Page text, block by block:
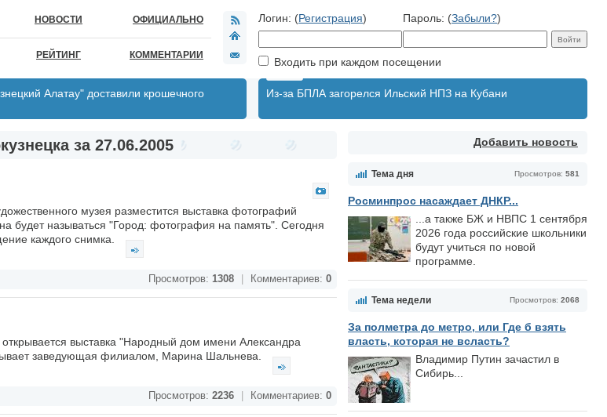
НОВОСТИ ОФИЦИАЛЬНО
РЕЙТИНГ КОММЕНТАРИИ
Логин: (Регистрация) Пароль: (Забыли?)
Входить при каждом посещении
Алатау" доставили крошечного
Из-за БПЛА загорелся Ильский НПЗ на Кубани
Добавить новость
Просмотров: 581
Тема дня
Росминпрос насаждает ДНКР...
...а также БЖ и НВПС 1 сентября
2026 года российские школьники
будут учиться по новой
программе.
Просмотров: 2068
Тема недели
За полметра до метро, или Где б взять
власть, которая не всласть?
Владимир Путин зачастил в
Сибирь...
за 27.06.2005
музея разместится выставка фотографий
будет называться "Город: фотография на память". Сегодня
каждого снимка.
Просмотров: 1308 Комментариев: 0
выставка "Народный дом имени Александра
заведующая филиалом, Марина Шальнева.
Просмотров: 2236 Комментариев: 0